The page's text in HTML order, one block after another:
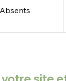
Absents